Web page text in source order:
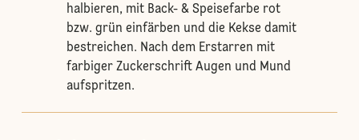
halbieren, mit Back- & Speisefarbe rot
bzw. grün einfärben und die Kekse damit
bestreichen. Nach dem Erstarren mit
farbiger Zuckerschrift Augen und Mund
aufspritzen.